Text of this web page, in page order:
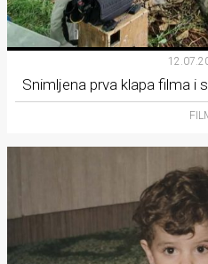
Snimljena prva klapa filma i